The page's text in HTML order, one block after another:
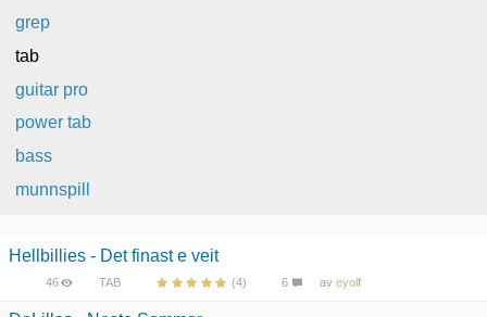
grep
tab
guitar pro
power tab
bass
munnspill
Hellbillies - Det finast e veit
46 TAB (4) 6 aveyolf